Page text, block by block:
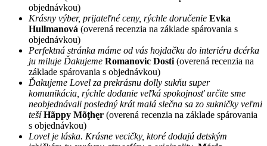
objednávkou)
Krásny výber, prijateľné ceny, rýchle doručenie Evka
Hullmanová (overená recenzia na základe spárovania s
objednávkou)
Perfektná stránka máme od vás hojdačku do interiéru dcérka
ju miluje Ďakujeme Romanovic Dosti (overená recenzia na
základe spárovania s objednávkou)
Ďakujeme Lovel za prekrásnu dolly sukňu super
komunikácia, rýchle dodanie veľká spokojnosť určite sme
neobjednávali posledný krát malá slečna sa zo sukničky veľmi
tešíHãppy Mõţhęr (overená recenzia na základe spárovania
s objednávkou)
Lovel je láska. Krásne vecičky, ktoré dodajú detským